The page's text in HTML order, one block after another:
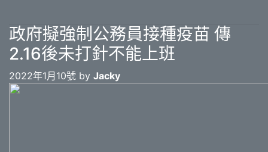
政府擬強制公務員接種疫苗 傳
2.16後未打針不能上班
2022年1月10號 by Jacky